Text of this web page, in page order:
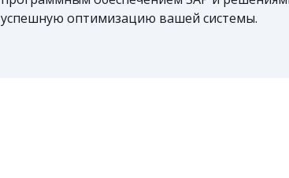
успешную оптимизацию вашей системы.